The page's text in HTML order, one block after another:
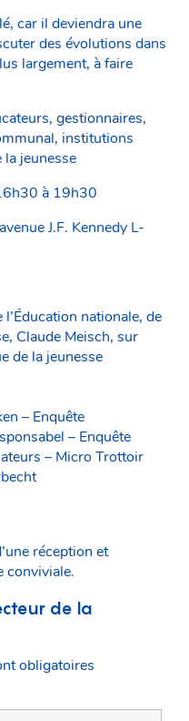
car il deviendra une
des évolutions dans
largement, à faire
gestionnaires,
institutions
jeunesse
à 19h30
J.F. Kennedy L-
nationale, de
Claude Meisch, sur
de la jeunesse
– Enquête
– Enquête
– Micro Trottoir
réception et
conviviale.
de la
obligatoires